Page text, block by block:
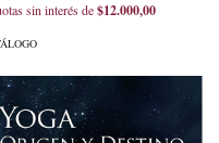
sin interés de$12.000,00